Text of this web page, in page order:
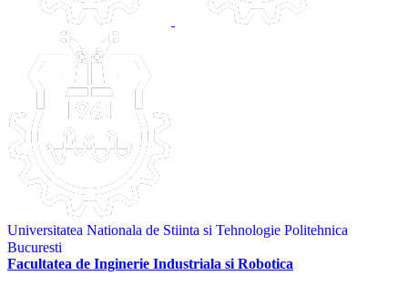
Universitatea Nationala de Stiinta si Tehnologie Politehnica
Bucuresti
Facultatea de Inginerie Industriala si Robotica